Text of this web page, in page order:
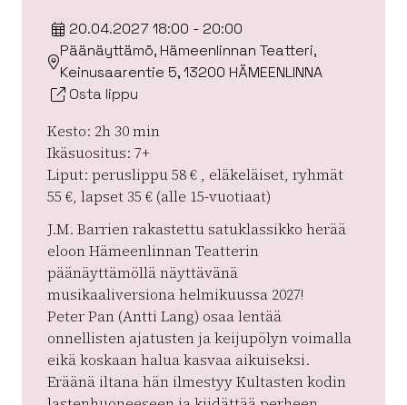
20.04.2027 18:00 - 20:00
Päänäyttämö, Hämeenlinnan Teatteri,
Keinusaarentie 5, 13200 HÄMEENLINNA
Osta lippu
Kesto: 2h 30 min
Ikäsuositus: 7+
Liput: peruslippu 58 € , eläkeläiset, ryhmät
55 €, lapset 35 € (alle 15-vuotiaat)
J.M. Barrien rakastettu satuklassikko herää
eloon Hämeenlinnan Teatterin
päänäyttämöllä näyttävänä
musikaaliversiona helmikuussa 2027!
Peter Pan (Antti Lang) osaa lentää
onnellisten ajatusten ja keijupölyn voimalla
eikä koskaan halua kasvaa aikuiseksi.
Eräänä iltana hän ilmestyy Kultasten kodin